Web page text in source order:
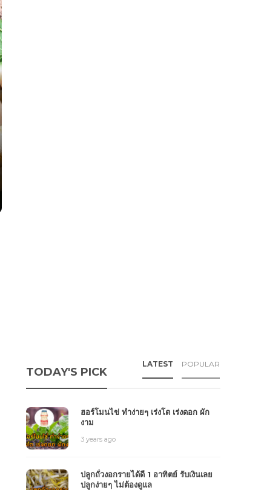
TODAY'S PICK
LATEST POPULAR
ฮอร์โมนไข่ ทำง่ายๆ เร่งโต เร่งดอก ผัก
งาม
3 years ago
ปลูกถั่วงอกรายได้ดี 1 อาทิตย์ รับเงินเลย
ปลูกง่ายๆ ไม่ต้องดูแล